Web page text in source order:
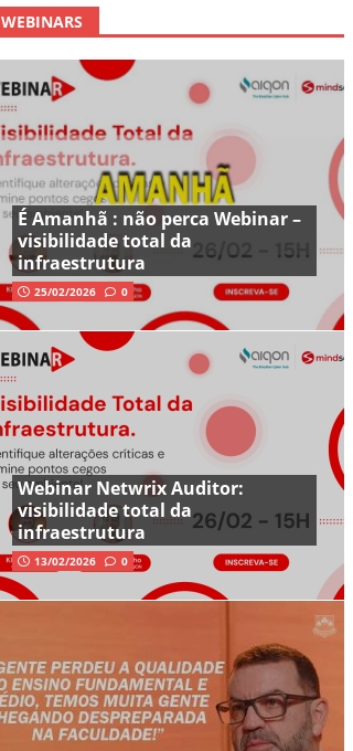
WEBINARS
É Amanhã : não perca Webinar –
visibilidade total da
infraestrutura
25/02/2026 0
Webinar Netwrix Auditor:
visibilidade total da
infraestrutura
13/02/2026 0